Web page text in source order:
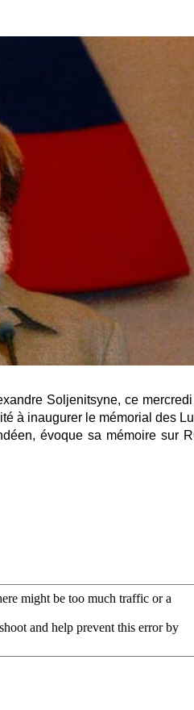
Soljenitsyne, ce
à inaugurer le mémorial des
évoque sa mémoire sur